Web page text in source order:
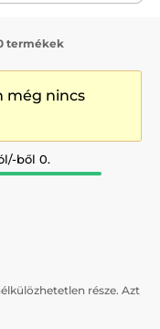
termékek
még nincs
ből 0.
része. Azt